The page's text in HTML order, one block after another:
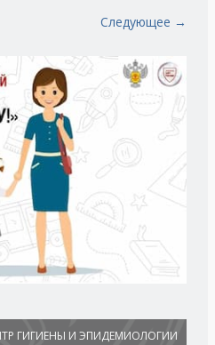
Следующее →
ГИГИЕНЫ И ЭПИДЕМИОЛОГИИ